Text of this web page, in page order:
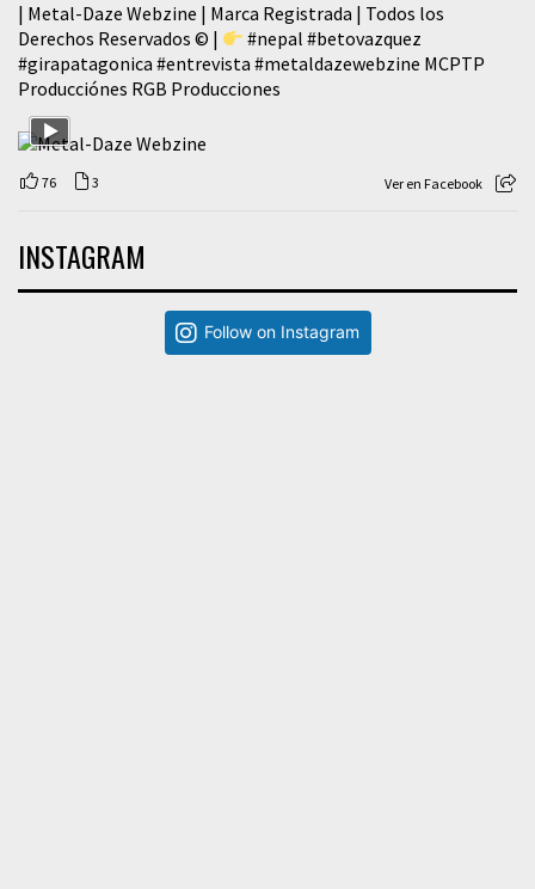
| Metal-Daze Webzine | Marca Registrada | Todos los
Derechos Reservados © |
#nepal #betovazquez
#girapatagonica #entrevista #metaldazewebzine MCPTP
Producciónes RGB Producciones
76 3 Ver en Facebook
INSTAGRAM
Follow on Instagram